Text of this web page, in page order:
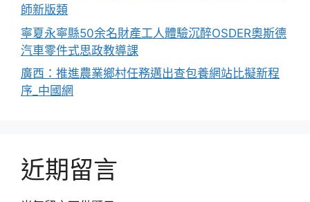
師新版類
寧夏永寧縣50余名財產工人體驗沉醉OSDER奧斯德
汽車零件式思政教導課
廣西：推進農業鄉村任務邁出查包養網站比擬新程
序_中國網
近期留言